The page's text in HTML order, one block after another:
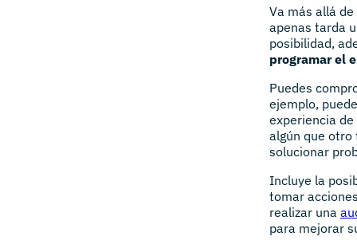
Va más allá
apenas tarda
posibilidad,
programar el
Puedes
ejemplo,
experiencia
algún que
solucionar
Incluye la
tomar
realizar una
para mejorar